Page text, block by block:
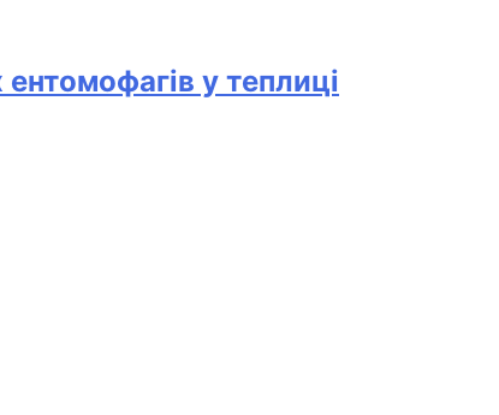
у теплиці